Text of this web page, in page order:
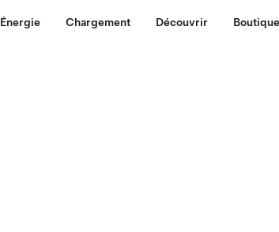
Énergie Chargement Découvrir Boutique